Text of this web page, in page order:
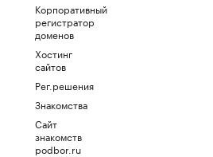
Корпоративный
регистратор
доменов
Хостинг
сайтов
Рег.решения
Знакомства
Сайт
знакомств
podbor.ru